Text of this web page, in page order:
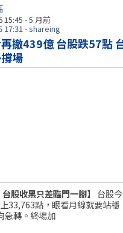
15:45 - 5 月前
17:31 - shareing
撤439億 台股跌57點
場
股收黑只差臨門一腳】
台股
33,763點，眼看月線就要站穩
急轉。終場加